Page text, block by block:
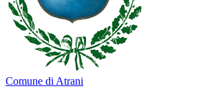
Comune di Atrani